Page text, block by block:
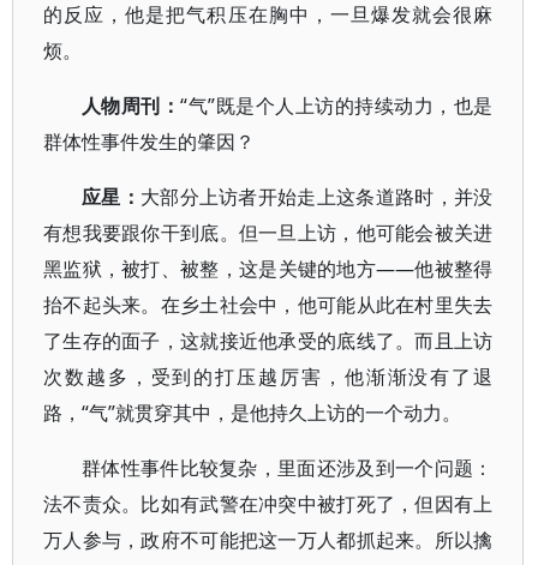
的反应，他是把气积压在胸中，一旦爆发就会很麻
烦。
人物周刊：“气”既是个人上访的持续动力，也是
群体性事件发生的肇因？
应星： 大部分上访者开始走上这条道路时，并没
有想我要跟你干到底。但一旦上访，他可能会被关进
黑监狱，被打、被整，这是关键的地方——他被整得
抬不起头来。在乡土社会中，他可能从此在村里失去
了生存的面子，这就接近他承受的底线了。而且上访
次数越多，受到的打压越厉害，他渐渐没有了退
路，“气”就贯穿其中，是他持久上访的一个动力。
群体性事件比较复杂，里面还涉及到一个问题：
法不责众。比如有武警在冲突中被打死了，但因有上
万人参与，政府不可能把这一万人都抓起来。所以擒